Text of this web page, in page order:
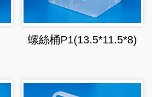
螺絲桶P1(13.5*11.5*8)